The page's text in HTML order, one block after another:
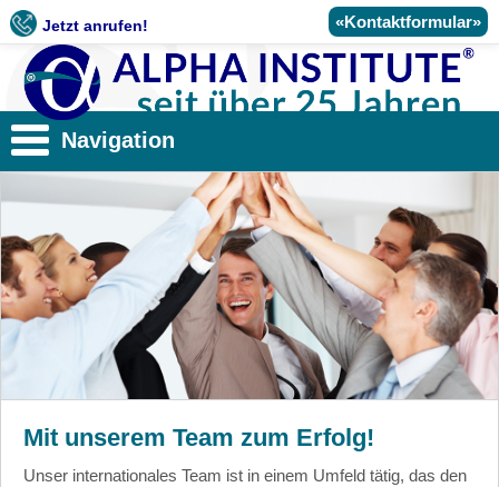
Jetzt anrufen! «Kontaktformular»
Mit unserem Team zum Erfolg!
Unser internationales Team ist in einem Umfeld tätig, das den
Navigation